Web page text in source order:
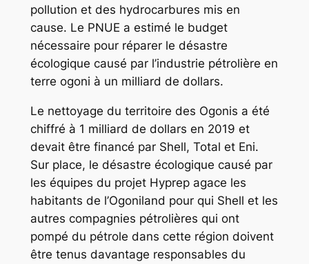
pollution et des hydrocarbures mis en
cause. Le PNUE a estimé le budget
nécessaire pour réparer le désastre
écologique causé par l’industrie pétrolière en
terre ogoni à un milliard de dollars.
Le nettoyage du territoire des Ogonis a été
chiffré à 1 milliard de dollars en 2019 et
devait être financé par Shell, Total et Eni.
Sur place, le désastre écologique causé par
les équipes du projet Hyprep agace les
habitants de l’Ogoniland pour qui Shell et les
autres compagnies pétrolières qui ont
pompé du pétrole dans cette région doivent
être tenus davantage responsables du